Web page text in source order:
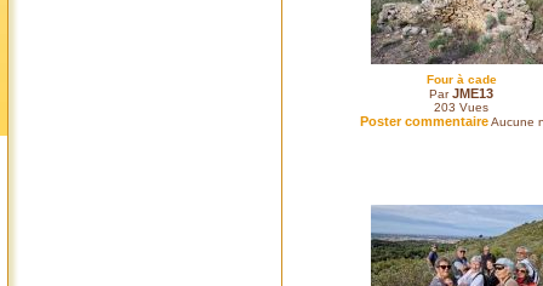
Four à cade
ParJME13
203 Vues
Poster commentaireAucune